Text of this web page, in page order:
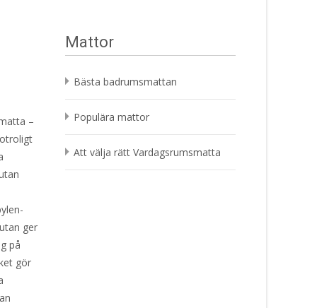
–
ger
på
gör
Mattor
Bästa badrumsmattan
Populära mattor
Att välja rätt Vardagsrumsmatta